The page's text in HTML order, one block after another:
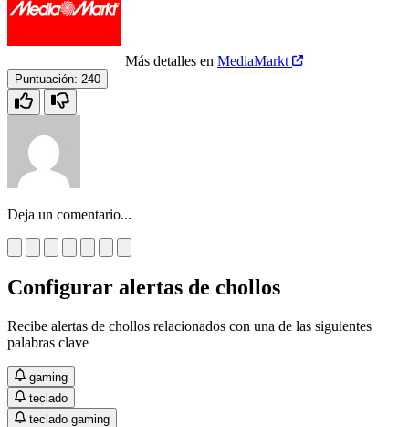
Más detalles en MediaMarkt
Puntuación: 240
Deja un comentario...
Configurar alertas de chollos
Recibe alertas de chollos relacionados con una de las siguientes
palabras clave
gaming
teclado
teclado gaming